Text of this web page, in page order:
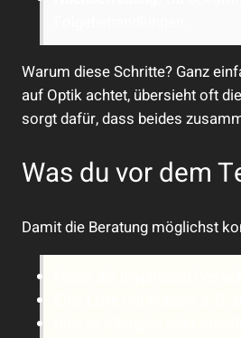
Warum diese Schritte? Ganz
auf Optik achtet, übersieht oft
sorgt dafür, dass beides
Was du vor dem
Damit die Beratung möglichst